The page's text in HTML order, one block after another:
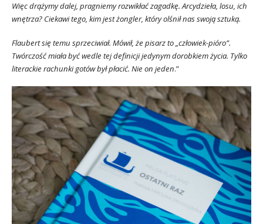
Więc drążymy dalej, pragniemy rozwikłać zagadkę. Arcydzieła, losu, ich
wnętrza? Ciekawi tego, kim jest żongler, który olśnił nas swoją sztuką.
Flaubert się temu sprzeciwiał. Mówił, że pisarz to „człowiek-pióro”.
Twórczość miała być wedle tej definicji jedynym dorobkiem życia. Tylko
literackie rachunki gotów był płacić. Nie on jeden.”